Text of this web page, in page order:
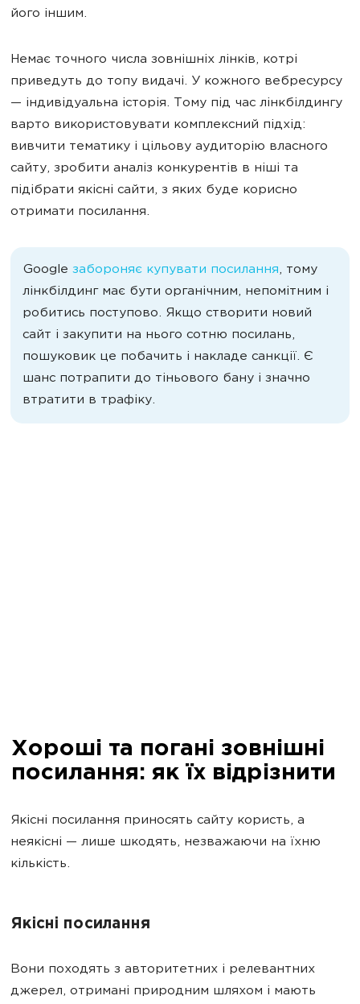
його іншим.
Немає точного числа зовнішніх лінків, котрі
приведуть до топу видачі. У кожного вебресурсу
— індивідуальна історія. Тому під час лінкбілдингу
варто використовувати комплексний підхід:
вивчити тематику і цільову аудиторію власного
сайту, зробити аналіз конкурентів в ніші та
підібрати якісні сайти, з яких буде корисно
отримати посилання.
Google забороняє купувати посилання, тому
лінкбілдинг має бути органічним, непомітним і
робитись поступово. Якщо створити новий
сайт і закупити на нього сотню посилань,
пошуковик це побачить і накладе санкції. Є
шанс потрапити до тіньового бану і значно
втратити в трафіку.
Хороші та погані зовнішні
посилання: як їх відрізнити
Якісні посилання приносять сайту користь, а
неякісні — лише шкодять, незважаючи на їхню
кількість.
Якісні посилання
Вони походять з авторитетних і релевантних
джерел, отримані природним шляхом і мають